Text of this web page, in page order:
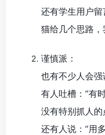
还有学生用户
猫给几个思路，
谨慎派：
也有不少人会强
有人吐槽：“有
没有特别抓人的
还有人说：“用